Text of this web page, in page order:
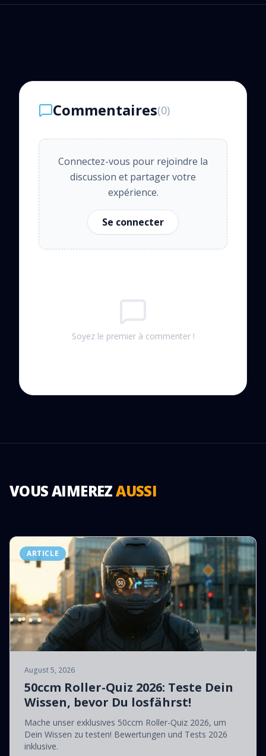
Commentaires(0)
Connectez-vous pour rejoindre la
discussion et partager votre
expérience.
Se connecter
Soyez le premier à commenter !
VOUS AIMEREZAUSSI
ARTICLE
August 5, 2026
50ccm Roller-Quiz 2026: Teste Dein
Wissen, bevor Du losfährst!
Mache unser exklusives 50ccm Roller-Quiz 2026, um
Dein Wissen zu testen! Bewertungen und Tests 2026
inklusive.